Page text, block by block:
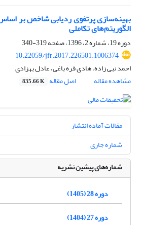
بهینه‌سازی پرتفوی ردیابی شاخص بر
الگوریتم‌های تکاملی
دوره 19، شماره 2، 1396، صفحه
319-340
10.22059/jfr.2017.226501.1006374
احمد نبی زاده، هادی قره باغی، عادل بهزادی
مشاهده مقاله
اصل مقاله 835.66 K
مقالات آماده انتشار
شماره جاری
شماره‌های پیشین نشریه
دوره 28 (1405)
دوره 27 (1404)